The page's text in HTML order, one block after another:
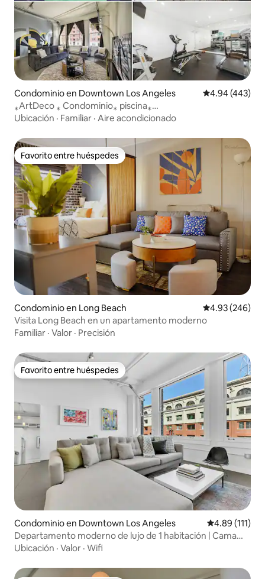
Condominio en Downtown Los Angeles Calificación
4.94 (443)
⁎ArtDeco ⁎ Condominio⁎ piscina⁎
Gimnasio⁎Estacionamiento gratuito⁎Jacuzzi
Ubicación · Familiar · Aire acondicionado
Favorito entre huéspedes
Favorito entre huéspedes
Condominio en Long Beach Calificación
4.93 (246)
Visita Long Beach en un apartamento moderno
Familiar · Valor · Precisión
Favorito entre huéspedes
Favorito entre huéspedes
Condominio en Downtown Los Angeles Calificación
4.89 (111)
Departamento moderno de lujo de 1 habitación | Cama
tamaño king | Estacionamiento gratuito
Ubicación · Valor · Wifi